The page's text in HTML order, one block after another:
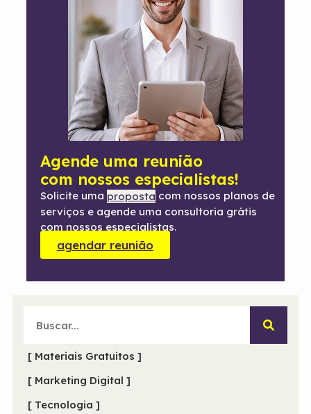
Agende uma reunião
com nossos especialistas!
Solicite uma proposta com nossos planos de
serviços e agende uma consultoria grátis
com nossos especialistas.
agendar reunião
[ Materiais Gratuitos ]
[ Marketing Digital ]
[ Tecnologia ]